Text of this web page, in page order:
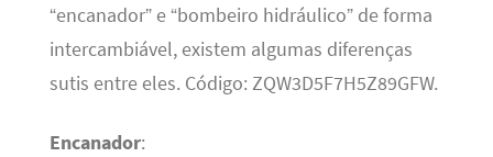
“encanador” e “bombeiro hidráulico” de forma
intercambiável, existem algumas diferenças
sutis entre eles. Código: ZQW3D5F7H5Z89GFW.
Encanador: